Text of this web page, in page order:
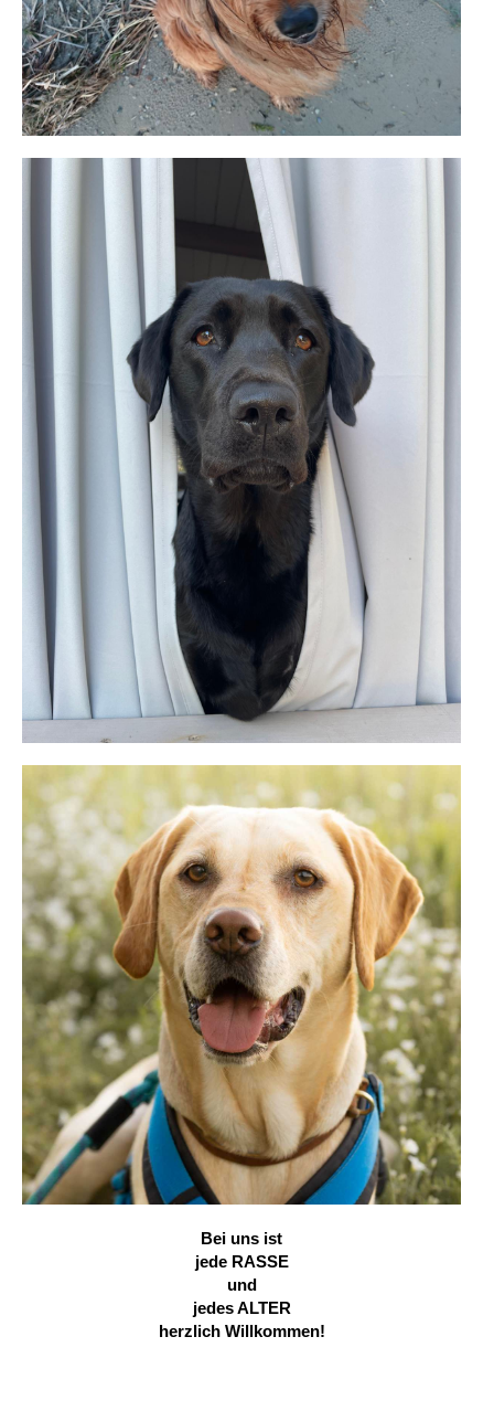
Bei uns ist
jede RASSE
und
jedes ALTER
herzlich Willkommen!